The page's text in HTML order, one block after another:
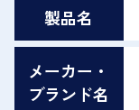
製品名
メーカー・
ブランド名